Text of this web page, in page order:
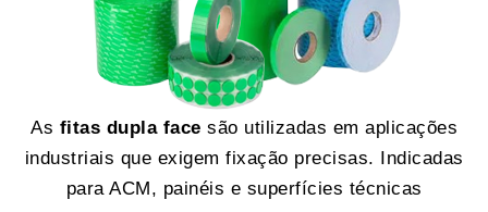
As fitas dupla face são utilizadas em aplicações
industriais que exigem fixação precisas. Indicadas
para ACM, painéis e superfícies técnicas